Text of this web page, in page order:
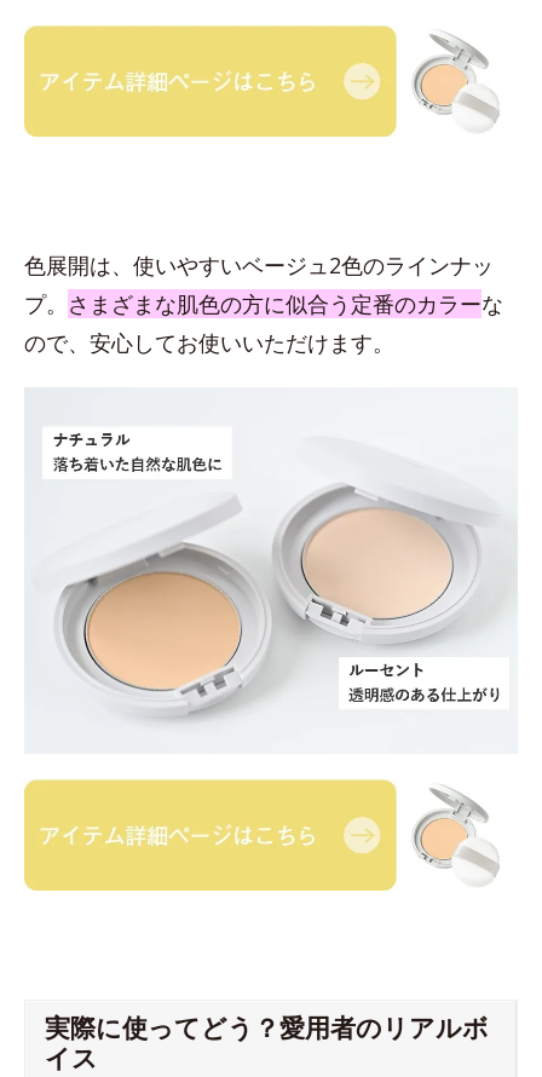
色展開は、使いやすいベージュ2色のラインナッ
プ。 さまざまな肌色の方に似合う定番のカラーな
ので、安心してお使いいただけます。
実際に使ってどう？愛用者のリアルボ
イス